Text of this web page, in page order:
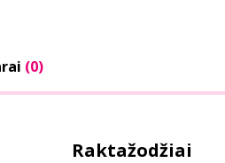
(0)
Raktažodžiai